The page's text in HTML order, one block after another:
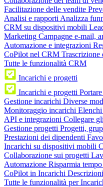
Facilitazione delle vendite
Analisi e rapporti Analizza
CRM su dispositivi mobili
Marketing Campagne e-mail,
Automazione e integrazioni
CoPilot nel CRM Trascrizione
Tutte le funzionalità CRM
Incarichi e progetti
Incarichi e progetti
Gestione incarichi Diverse
Monitoraggio incarichi
API e integrazioni Collegare
Gestione progetti Progetti,
Prestazioni dei dipendenti
Incarichi su dispositivi mobili
Collaborazione sui progetti
Automazione Risparmia
CoPilot in Incarichi
Tutte le funzionalità per